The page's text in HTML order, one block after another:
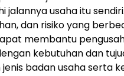
jalannya usaha itu
dan risiko yang
membantu
kebutuhan dan
badan usaha serta